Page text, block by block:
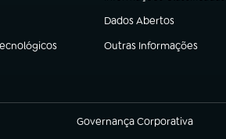
Dados Abertos
(abre em nova aba)
Outras Informações
(abre em nova aba)
Governança Corporativa
(abre em nova aba)